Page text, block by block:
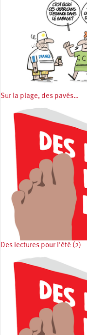
Sur la plage, des pavés…
Des lectures pour l'été (2)